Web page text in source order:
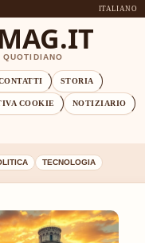
ITALIANO
QUOTIDIANO
STORIA
COOKIE NOTIZIARIO
TECNOLOGIA